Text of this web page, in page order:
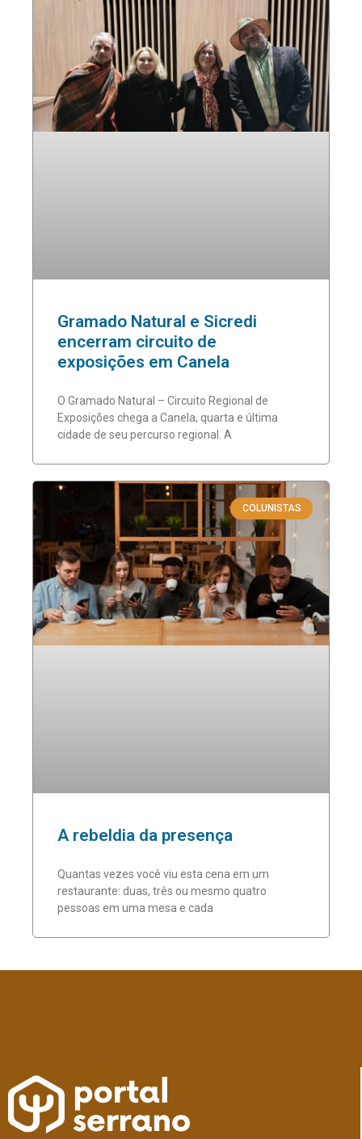
Gramado Natural e Sicredi
encerram circuito de
exposições em Canela
O Gramado Natural – Circuito Regional de
Exposições chega a Canela, quarta e última
cidade de seu percurso regional. A
COLUNISTAS
A rebeldia da presença
Quantas vezes você viu esta cena em um
restaurante: duas, três ou mesmo quatro
pessoas em uma mesa e cada